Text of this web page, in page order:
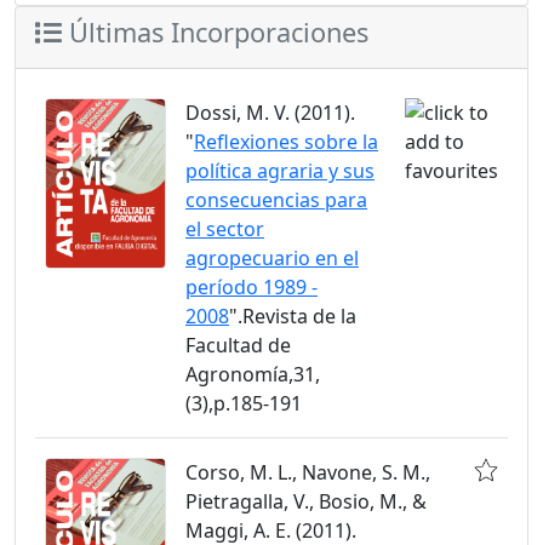
Últimas Incorporaciones
Dossi, M. V. (2011).
"Reflexiones sobre la
política agraria y sus
consecuencias para
el sector
agropecuario en el
período 1989 -
2008".Revista de la
Facultad de
Agronomía,31,
(3),p.185-191
Corso, M. L., Navone, S. M.,
Pietragalla, V., Bosio, M., &
Maggi, A. E. (2011).